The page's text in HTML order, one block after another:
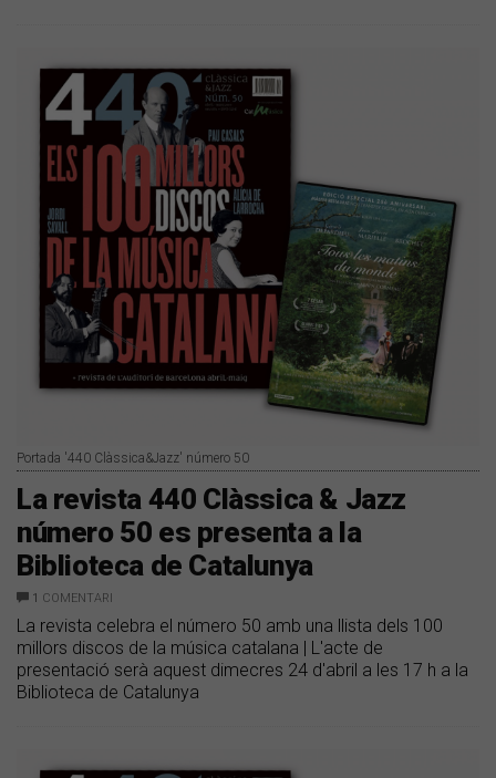
Portada '440 Clàssica&Jazz' número 50
La revista 440 Clàssica & Jazz
número 50 es presenta a la
Biblioteca de Catalunya
1 COMENTARI
La revista celebra el número 50 amb una llista dels 100
millors discos de la música catalana | L'acte de
presentació serà aquest dimecres 24 d'abril a les 17 h a la
Biblioteca de Catalunya